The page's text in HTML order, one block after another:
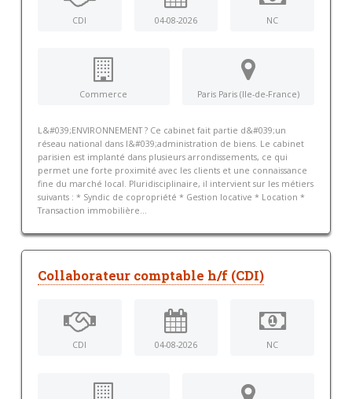
CDI 04-08-2026 NC
Commerce Paris Paris (Ile-de-France)
L&#039;ENVIRONNEMENT ? Ce cabinet fait partie d&#039;un
réseau national dans l&#039;administration de biens. Le cabinet
parisien est implanté dans plusieurs arrondissements, ce qui
permet une forte proximité avec les clients et une connaissance
fine du marché local. Pluridisciplinaire, il intervient sur les métiers
suivants : * Syndic de copropriété * Gestion locative * Location *
Transaction immobilière...
Collaborateur comptable h/f (CDI)
CDI 04-08-2026 NC